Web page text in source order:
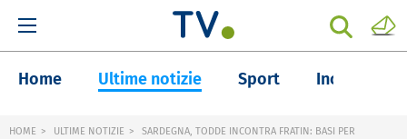
Home Ultime notizie Sport Inchieste
HOME ULTIME NOTIZIE
SARDEGNA, TODDE INCONTRA FRATIN: BASI PER